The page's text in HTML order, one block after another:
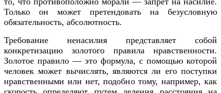
Только он может претендовать на безусловную
обязательность, абсолютность.
Требование ненасилия представляет собой
конкретизацию золотого правила нравственности.
Золотое правило — это формула, с помощью которой
человек может вычислять, являются ли его поступки
нравственными или нет, подобно тому, например, как